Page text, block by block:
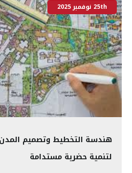
هندسة التخطيط وتصميم
لتنمية حضرية مستدامة
25th نوفمبر 2025